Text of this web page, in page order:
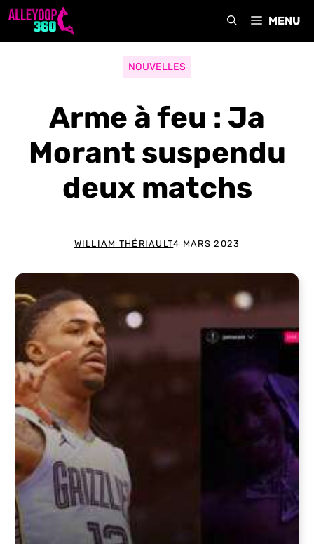
Aller
MENU
NOUVELLES
Arme à feu : Ja
Morant suspendu
deux matchs
WILLIAM THÉRIAULT4 MARS 2023